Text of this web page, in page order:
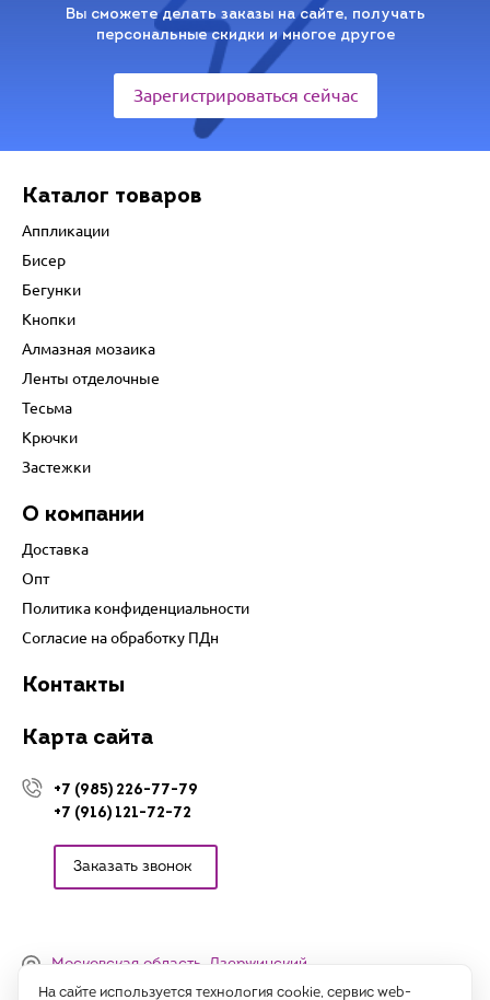
Вы сможете делать заказы на сайте, получать
персональные скидки и многое другое
Зарегистрироваться сейчас
Каталог товаров
Аппликации
Бисер
Бегунки
Кнопки
Алмазная мозаика
Ленты отделочные
Тесьма
Крючки
Застежки
О компании
Доставка
Опт
Политика конфиденциальности
Согласие на обработку ПДн
Контакты
Карта сайта
+7 (985) 226-77-79
+7 (916) 121-72-72
Заказать звонок
Московская область, Дзержинский,
Денисьевский проезд, 15 (офис)
На сайте используется технология cookie, сервис web-